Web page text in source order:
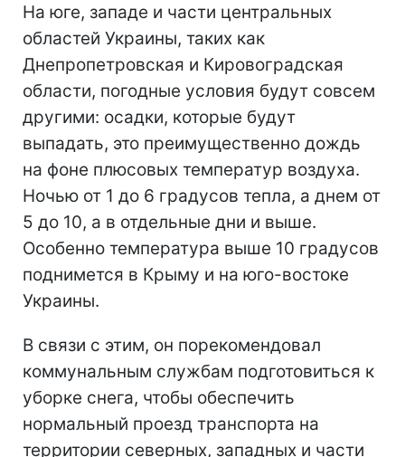
На юге, западе и части центральных
областей Украины, таких как
Днепропетровская и Кировоградская
области, погодные условия будут совсем
другими: осадки, которые будут
выпадать, это преимущественно дождь
на фоне плюсовых температур воздуха.
Ночью от 1 до 6 градусов тепла, а днем от
5 до 10, а в отдельные дни и выше.
Особенно температура выше 10 градусов
поднимется в Крыму и на юго-востоке
Украины.
В связи с этим, он порекомендовал
коммунальным службам подготовиться к
уборке снега, чтобы обеспечить
нормальный проезд транспорта на
территории северных, западных и части